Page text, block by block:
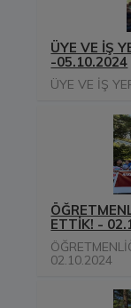
ÜYE VE İŞ
-05.10.2024
ÜYE VE İŞ
ETTİK! -
02.10.2024